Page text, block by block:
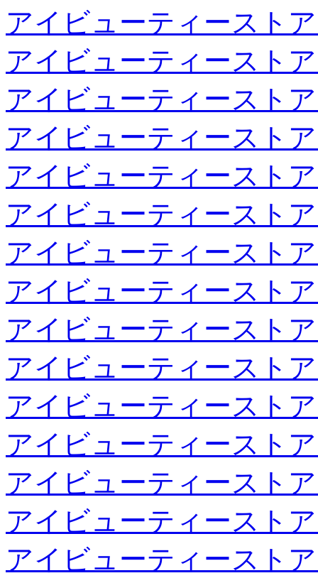
アイビューティースト
アイビューティースト
アイビューティースト
アイビューティースト
アイビューティースト
アイビューティースト
アイビューティースト
アイビューティースト
アイビューティースト
アイビューティースト
アイビューティースト
アイビューティースト
アイビューティースト
アイビューティースト
アイビューティースト